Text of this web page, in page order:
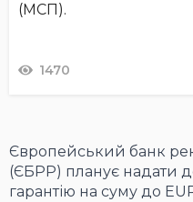
(МСП).
1470
Європейський банк
(ЄБРР) планує надати
гарантію на суму до